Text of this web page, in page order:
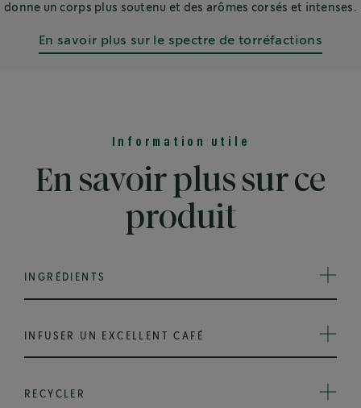
donne un corps plus soutenu et des arômes corsés et intenses.
En savoir plus sur le spectre de torréfactions
Information utile
En savoir plus sur ce
produit
INGRÉDIENTS
INFUSER UN EXCELLENT CAFÉ
RECYCLER